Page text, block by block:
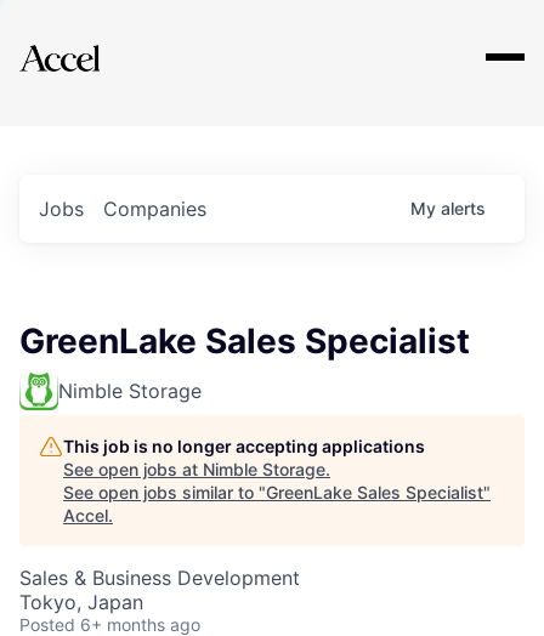
Explore
Jobs Companies My alerts
GreenLake Sales Specialist
Nimble Storage
This job is no longer accepting applications
See open jobs at Nimble Storage.
See open jobs similar to "GreenLake Sales Specialist"
Accel.
Sales & Business Development
Tokyo, Japan
Posted 6+ months ago